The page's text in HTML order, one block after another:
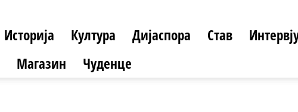
Историја Култура Дијаспора Став
Магазин Чуденце